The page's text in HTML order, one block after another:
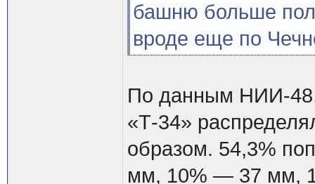
башню больше
вроде еще по
По данным НИИ-48,
«Т-34»
образом. 54,3%
мм, 10% — 37 мм,